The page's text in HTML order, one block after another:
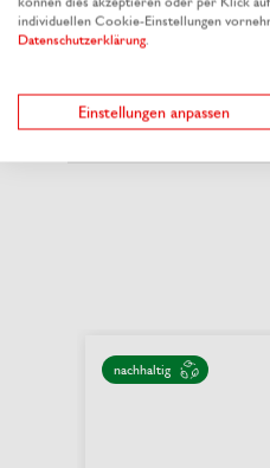
nachhaltig
individuellen Cookie-Einstellungen
Datenschutzerklärung.
Einstellungen anpassen